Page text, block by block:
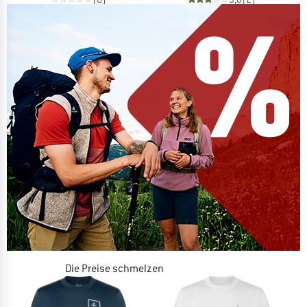
Die Preise schmelzen
JETZT BIS ZU 50% RABATT